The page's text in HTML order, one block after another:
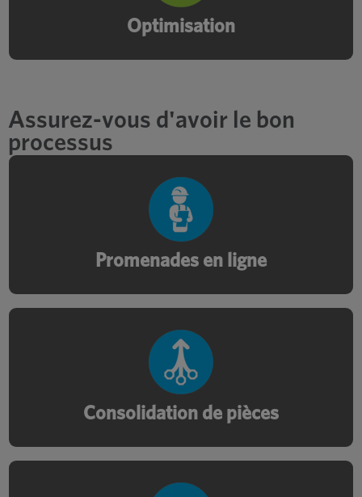
Optimisation
efficace.
Assurez-vous d'avoir le bon
processus
Promenades en ligne
Évaluez vos opérations pour une
productivité, une efficacité et des
économies de main-d'œuvre accrues.
Consolidation de pièces
Redesign a multi-piece assembly into a
single component to reduce SKUs and
ease installation.